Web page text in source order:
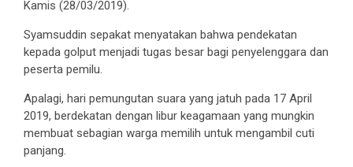
Kamis (28/03/2019).
Syamsuddin sepakat menyatakan bahwa pendekatan
kepada golput menjadi tugas besar bagi penyelenggara dan
peserta pemilu.
Apalagi, hari pemungutan suara yang jatuh pada 17 April
2019, berdekatan dengan libur keagamaan yang mungkin
membuat sebagian warga memilih untuk mengambil cuti
panjang.